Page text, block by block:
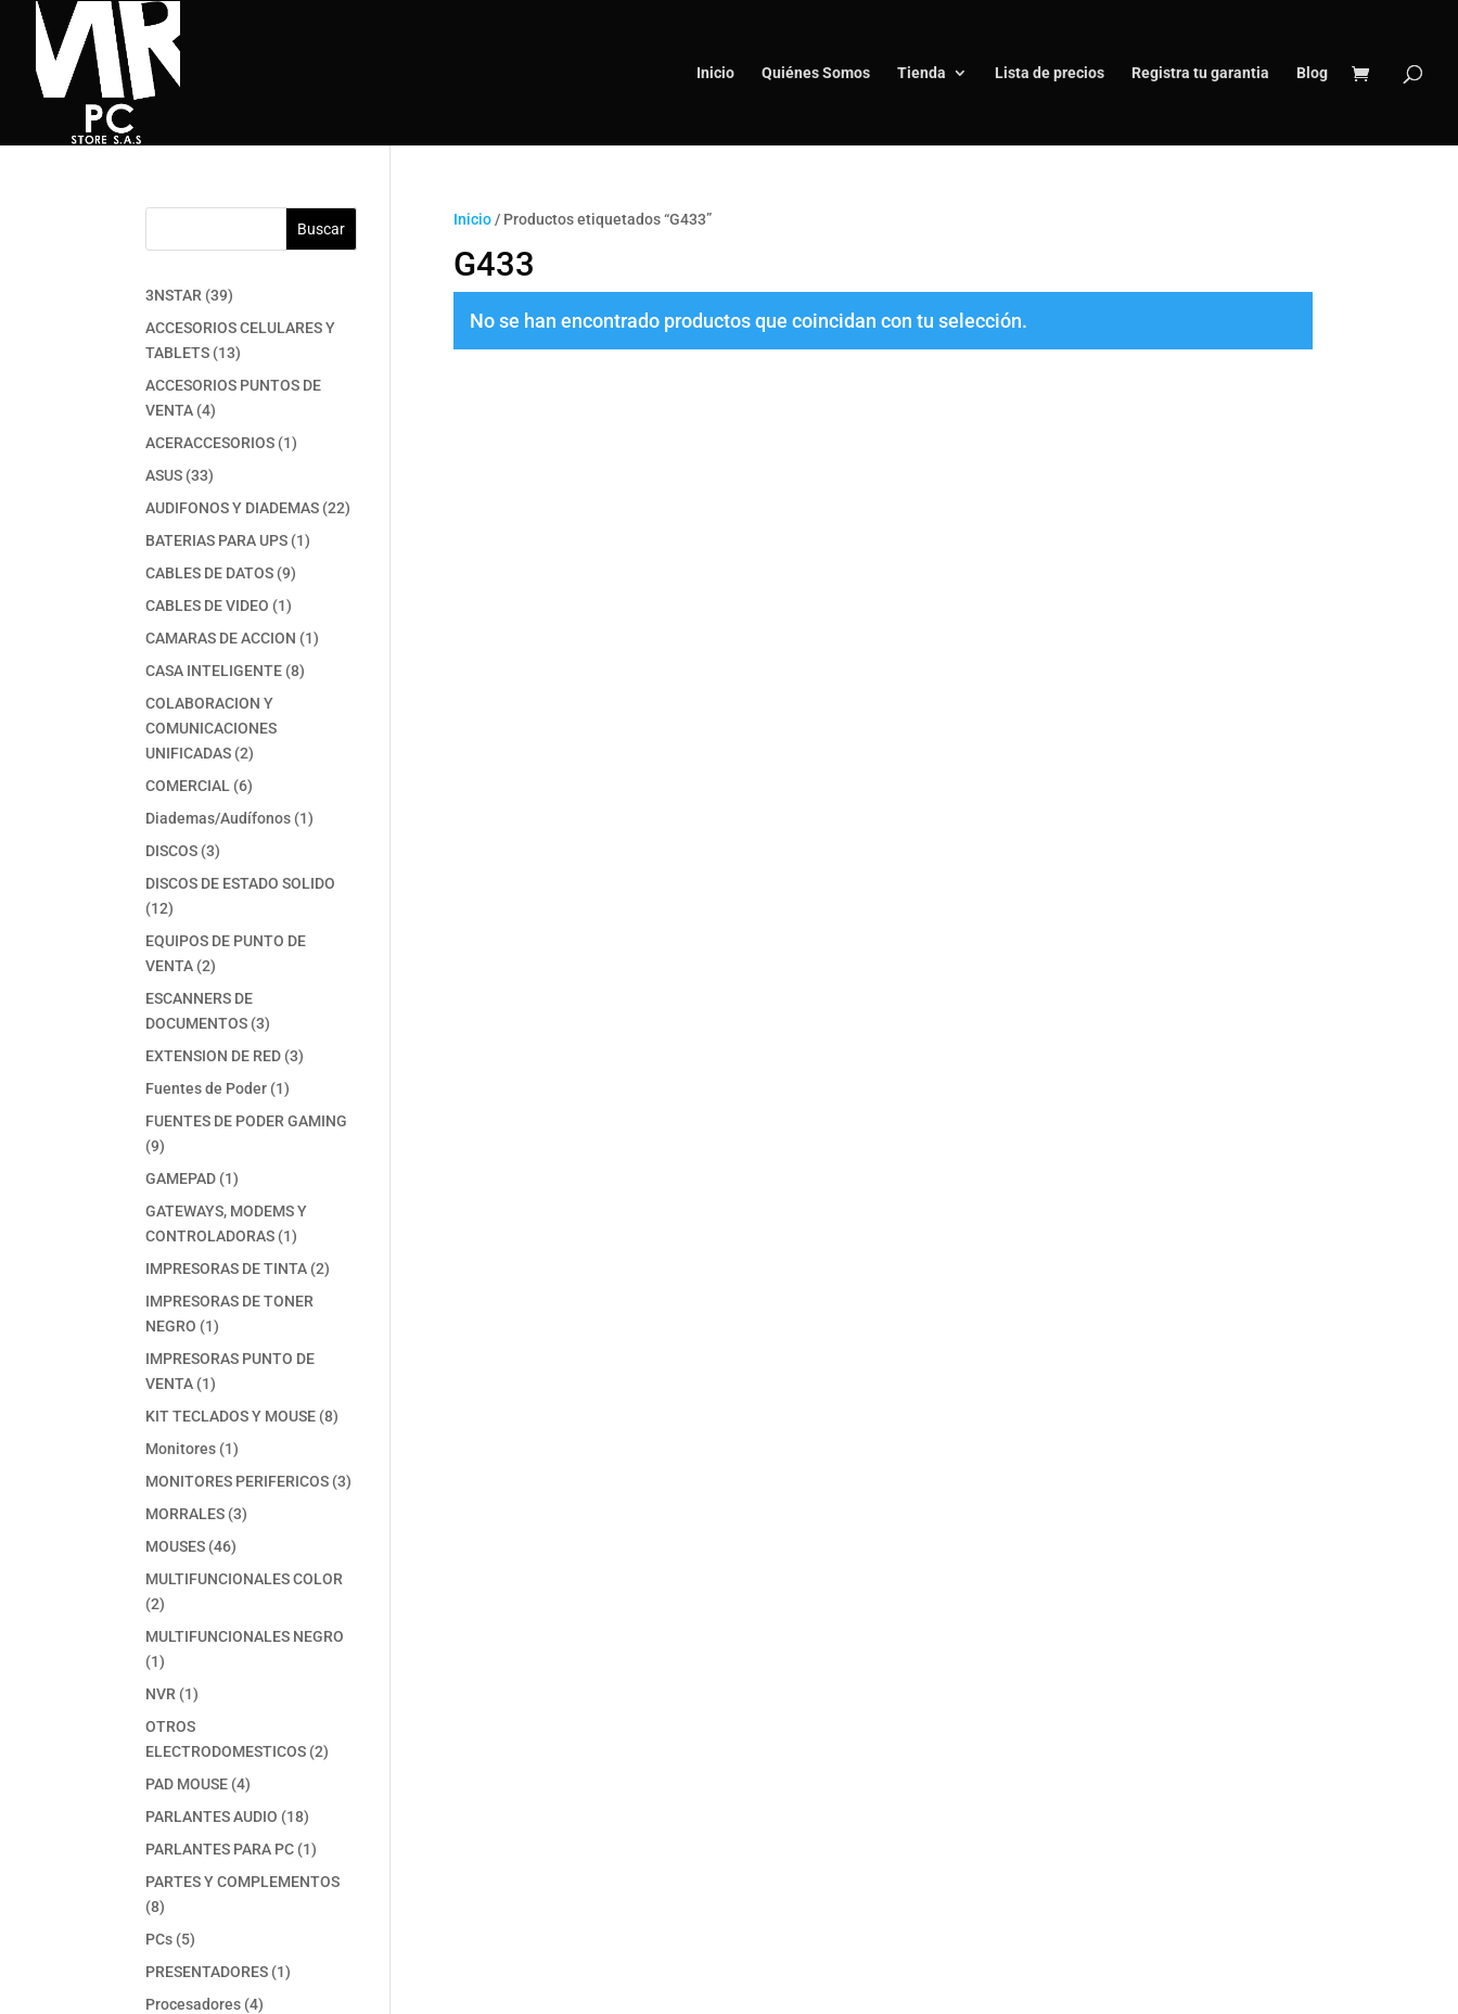
Inicio Quiénes Somos Tienda Lista de precios Registra tu garantia Blog
Inicio/ Productos etiquetados “G433”
G433
No se han encontrado productos que coincidan con tu selección.
Buscar
3NSTAR 3939
productos
ACCESORIOS CELULARES Y
TABLETS 1313
productos
ACCESORIOS PUNTOS DE
VENTA 44
productos
ACERACCESORIOS 11
ASUS 3333
productos
AUDIFONOS Y DIADEMAS 2222
BATERIAS PARA UPS 11
CABLES DE DATOS 99
CABLES DE VIDEO 11
producto
CAMARAS DE ACCION 11
CASA INTELIGENTE 88
COLABORACION Y
COMUNICACIONES
UNIFICADAS 22
productos
COMERCIAL 66
productos
Diademas/Audífonos 11
DISCOS 33
productos
DISCOS DE ESTADO SOLIDO
1212
productos
EQUIPOS DE PUNTO DE
VENTA 22
productos
ESCANNERS DE
DOCUMENTOS 33
productos
EXTENSION DE RED 33
Fuentes de Poder 11
producto
FUENTES DE PODER GAMING
99
productos
GAMEPAD 11
producto
GATEWAYS, MODEMS Y
CONTROLADORAS 11
producto
IMPRESORAS DE TINTA 22
IMPRESORAS DE TONER
NEGRO
11
producto
IMPRESORAS PUNTO DE
VENTA 11
producto
KIT TECLADOS Y MOUSE 88
Monitores 11
producto
MONITORES PERIFERICOS 33
MORRALES 33
MOUSES 4646
productos
MULTIFUNCIONALES COLOR
22
productos
MULTIFUNCIONALES NEGRO
11
producto
NVR 11
producto
OTROS
ELECTRODOMESTICOS 22
PAD MOUSE 44
productos
PARLANTES AUDIO 1818
productos
PARLANTES PARA PC 11
producto
PARTES Y COMPLEMENTOS
88
productos
PCs 55
productos
PRESENTADORES 11
Procesadores 44